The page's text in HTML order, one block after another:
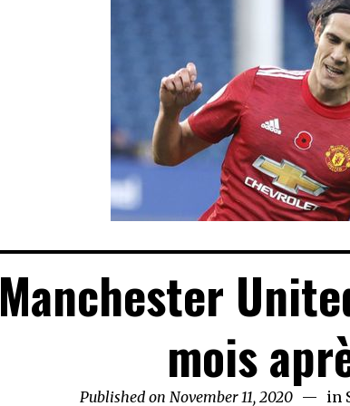
Manchester
mois
Published on November 11, 2020 in